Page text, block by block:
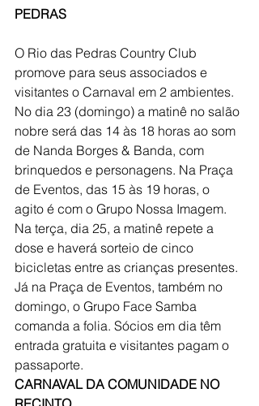
PEDRAS
O Rio das Pedras Country Club
promove para seus associados e
visitantes o Carnaval em 2 ambientes.
No dia 23 (domingo) a matinê no salão
nobre será das 14 às 18 horas ao som
de Nanda Borges & Banda, com
brinquedos e personagens. Na Praça
de Eventos, das 15 às 19 horas, o
agito é com o Grupo Nossa Imagem.
Na terça, dia 25, a matinê repete a
dose e haverá sorteio de cinco
bicicletas entre as crianças presentes.
Já na Praça de Eventos, também no
domingo, o Grupo Face Samba
comanda a folia. Sócios em dia têm
entrada gratuita e visitantes pagam o
passaporte.
CARNAVAL DA COMUNIDADE NO